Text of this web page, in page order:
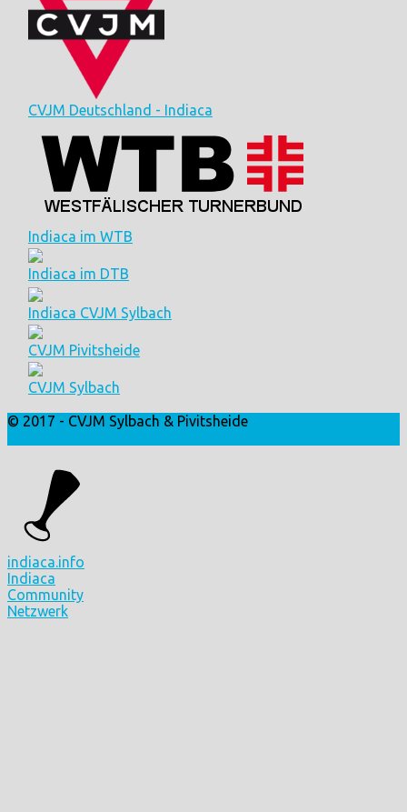
CVJM Deutschland - Indiaca
Indiaca im WTB
Indiaca im DTB
Indiaca CVJM Sylbach
CVJM Pivitsheide
CVJM Sylbach
© 2017 - CVJM Sylbach & Pivitsheide
indiaca.info
Indiaca
Community
Netzwerk